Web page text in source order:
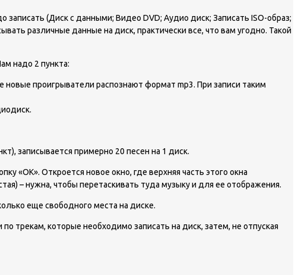
(Диск с данными; Видео DVD; Аудио диск; Записать ISO-образ;
различные данные на диск, практически все, что вам угодно. Такой
надо 2 пункта:
проигрыватели распознают формат mp3. При записи таким
записывается примерно 20 песен на 1 диск.
«ОК». Откроется новое окно, где верхняя часть этого окна
– нужна, чтобы перетаскивать туда музыку и для ее отображения.
еще свободного места на диске.
трекам, которые необходимо записать на диск, затем, не отпуская